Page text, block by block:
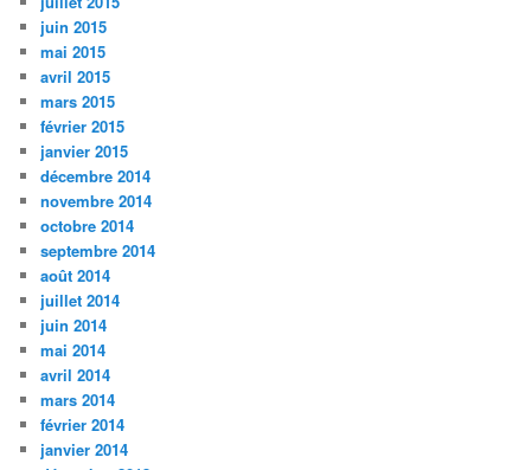
juin 2015
mai 2015
avril 2015
mars 2015
février 2015
janvier 2015
décembre 2014
novembre 2014
octobre 2014
septembre 2014
août 2014
juillet 2014
juin 2014
mai 2014
avril 2014
mars 2014
février 2014
janvier 2014